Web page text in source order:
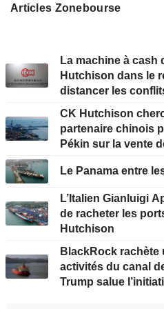
Articles Zonebourse
La machine à cash
Hutchison dans le
distancer les
CK Hutchison
partenaire chinois
Pékin sur la vente
Le Panama entre
L’Italien Gianluigi
de racheter les
Hutchison
BlackRock rachète
activités du canal
Trump salue